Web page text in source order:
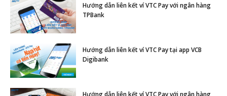
Hướng dẫn liên kết ví VTC Pay với ngân hàng
TPBank
Hướng dẫn liên kết ví VTC Pay tại app VCB
Digibank
Hướng dẫn liên kết ví VTC Pay với ngân hàng